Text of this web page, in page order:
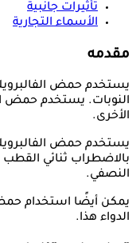
تأثيرات جانبية
الأسماء التجارية
مقدمه
يستخدم حمض
النوبات. يستخدم حمض
الأخرى.
يستخدم حمض
بالاضطراب ثنائي القطب
النصفي.
يمكن أيضًا استخدام
الدواء هذا.